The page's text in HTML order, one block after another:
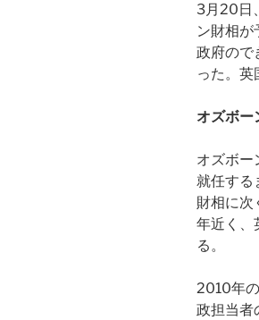
3月20日
ン財相が
政府ので
った。英
オズボー
オズボー
就任する
財相に次
年近く、
る。
2010年
政担当者